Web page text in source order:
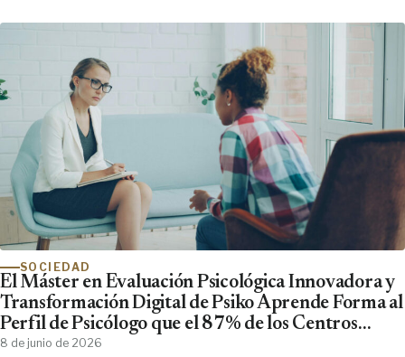
SOCIEDAD
El Máster en Evaluación Psicológica Innovadora y
Transformación Digital de Psiko Aprende Forma al
Perfil de Psicólogo que el 87% de los Centros
Clínicos Demanda y No Encuentra
8 de junio de 2026